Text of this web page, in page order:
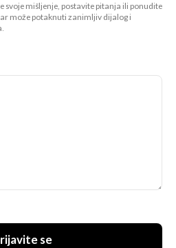
svoje mišljenje, postavite pitanja ili ponudite
može potaknuti zanimljiv dijalog i
se